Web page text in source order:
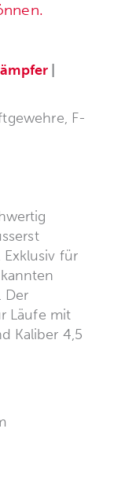
|
F-
für
Der
Läufe mit
Kaliber 4,5